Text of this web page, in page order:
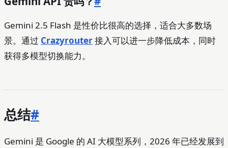
Gemini 2.5 Flash 是性价比很高的选择，适合大多数场
景。通过 Crazyrouter接入可以进一步降低成本，同时
获得多模型切换能力。
总结#
Gemini 是 Google 的 AI 大模型系列，2026 年已经发展到